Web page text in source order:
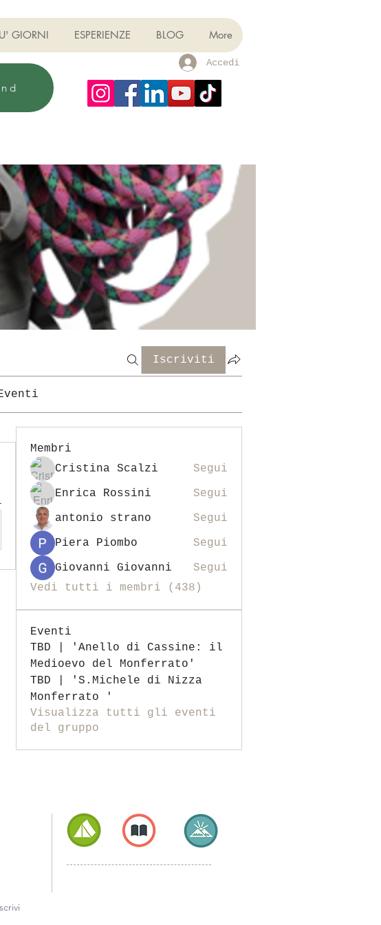
GIORNI ESPERIENZE BLOG More
Accedi
Iscriviti
Membri
Cristina Scalzi
Segui
Enrica Rossini
Segui
antonio strano
Segui
Piera Piombo
Segui
Giovanni Giovanni
Segui
Vedi tutti i membri (438)
Eventi
TBD | 'Anello di Cassine: il
Medioevo del Monferrato'
TBD | 'S.Michele di Nizza
Monferrato '
Visualizza tutti gli eventi
del gruppo